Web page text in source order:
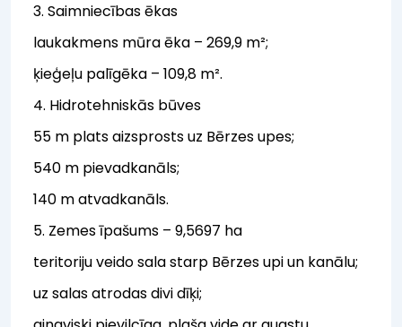
3. Saimniecības ēkas
laukakmens mūra ēka – 269,9 m²;
ķieģeļu palīgēka – 109,8 m².
4. Hidrotehniskās būves
55 m plats aizsprosts uz Bērzes upes;
540 m pievadkanāls;
140 m atvadkanāls.
5. Zemes īpašums – 9,5697 ha
teritoriju veido sala starp Bērzes upi un kanālu;
uz salas atrodas divi dīķi;